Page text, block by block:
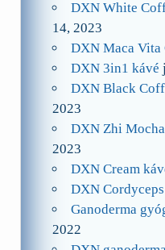
DXN White
14, 2023
DXN Maca Vita
DXN 3in1 kávé
DXN Black
2023
DXN Zhi
2023
DXN Cream
DXN
Ganoderma
2022